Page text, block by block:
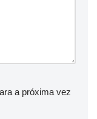
a próxima vez